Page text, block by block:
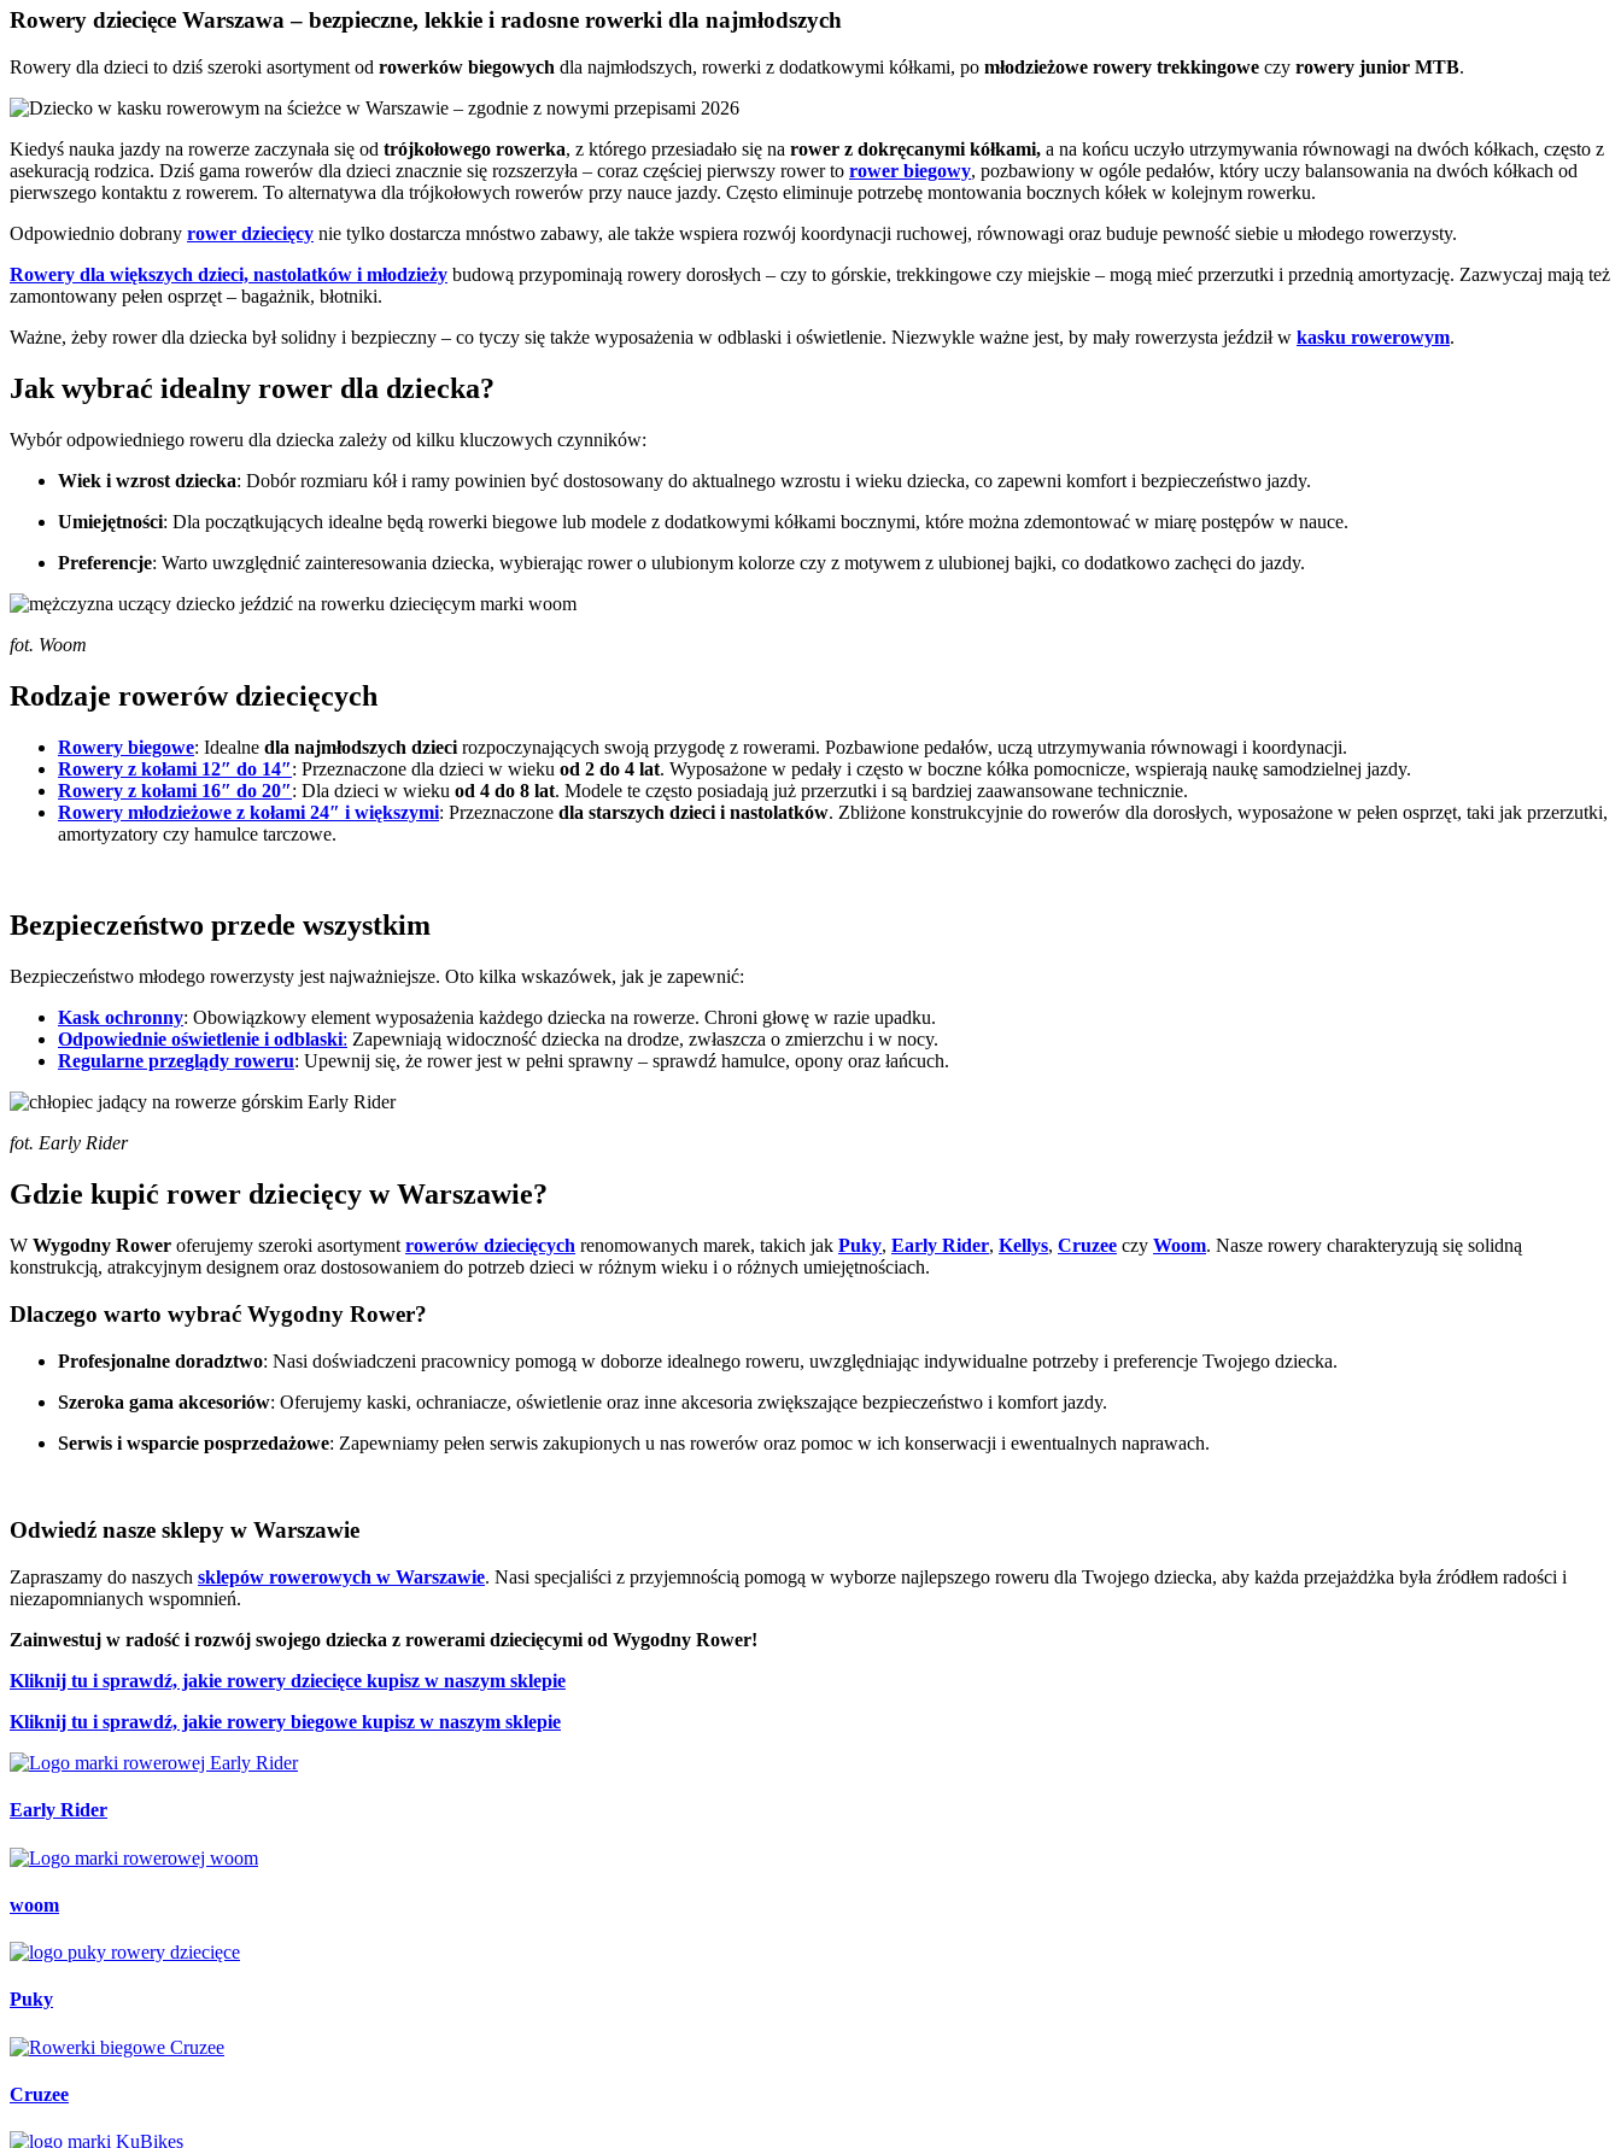
Rowery dziecięce Warszawa – bezpieczne, lekkie i radosne rowerki dla najmłodszych
Rowery dla dzieci to dziś szeroki asortyment od rowerków biegowych dla najmłodszych, rowerki z dodatkowymi kółkami, po młodzieżowe rowery trekkingowe czy rowery junior MTB.
Kiedyś nauka jazdy na rowerze zaczynała się od trójkołowego rowerka, z którego przesiadało się na rower z dokręcanymi kółkami, a na końcu uczyło utrzymywania równowagi na dwóch kółkach, często z
asekuracją rodzica. Dziś gama rowerów dla dzieci znacznie się rozszerzyła – coraz częściej pierwszy rower to rower biegowy, pozbawiony w ogóle pedałów, który uczy balansowania na dwóch kółkach od
pierwszego kontaktu z rowerem. To alternatywa dla trójkołowych rowerów przy nauce jazdy. Często eliminuje potrzebę montowania bocznych kółek w kolejnym rowerku.
Odpowiednio dobrany rower dziecięcy nie tylko dostarcza mnóstwo zabawy, ale także wspiera rozwój koordynacji ruchowej, równowagi oraz buduje pewność siebie u młodego rowerzysty.
Rowery dla większych dzieci, nastolatków i młodzieży budową przypominają rowery dorosłych – czy to górskie, trekkingowe czy miejskie – mogą mieć przerzutki i przednią amortyzację. Zazwyczaj mają też
zamontowany pełen osprzęt – bagażnik, błotniki.
Ważne, żeby rower dla dziecka był solidny i bezpieczny – co tyczy się także wyposażenia w odblaski i oświetlenie. Niezwykle ważne jest, by mały rowerzysta jeździł w kasku rowerowym.
Jak wybrać idealny rower dla dziecka?
Wybór odpowiedniego roweru dla dziecka zależy od kilku kluczowych czynników:
Wiek i wzrost dziecka: Dobór rozmiaru kół i ramy powinien być dostosowany do aktualnego wzrostu i wieku dziecka, co zapewni komfort i bezpieczeństwo jazdy.
Umiejętności: Dla początkujących idealne będą rowerki biegowe lub modele z dodatkowymi kółkami bocznymi, które można zdemontować w miarę postępów w nauce.
Preferencje: Warto uwzględnić zainteresowania dziecka, wybierając rower o ulubionym kolorze czy z motywem z ulubionej bajki, co dodatkowo zachęci do jazdy.
fot. Woom
Rodzaje rowerów dziecięcych
Rowery biegowe: Idealne dla najmłodszych dzieci rozpoczynających swoją przygodę z rowerami. Pozbawione pedałów, uczą utrzymywania równowagi i koordynacji.
Rowery z kołami 12″ do 14″: Przeznaczone dla dzieci w wieku od 2 do 4 lat. Wyposażone w pedały i często w boczne kółka pomocnicze, wspierają naukę samodzielnej jazdy.
Rowery z kołami 16″ do 20″: Dla dzieci w wieku od 4 do 8 lat. Modele te często posiadają już przerzutki i są bardziej zaawansowane technicznie.
Rowery młodzieżowe z kołami 24″ i większymi: Przeznaczone dla starszych dzieci i nastolatków. Zbliżone konstrukcyjnie do rowerów dla dorosłych, wyposażone w pełen osprzęt, taki jak przerzutki,
amortyzatory czy hamulce tarczowe.
Bezpieczeństwo przede wszystkim
Bezpieczeństwo młodego rowerzysty jest najważniejsze. Oto kilka wskazówek, jak je zapewnić:
Kask ochronny: Obowiązkowy element wyposażenia każdego dziecka na rowerze. Chroni głowę w razie upadku.
Odpowiednie oświetlenie i odblaski: Zapewniają widoczność dziecka na drodze, zwłaszcza o zmierzchu i w nocy.
Regularne przeglądy roweru: Upewnij się, że rower jest w pełni sprawny – sprawdź hamulce, opony oraz łańcuch.
fot. Early Rider
Gdzie kupić rower dziecięcy w Warszawie?
W Wygodny Rower oferujemy szeroki asortyment rowerów dziecięcych renomowanych marek, takich jak Puky, Early Rider, Kellys, Cruzee czy Woom. Nasze rowery charakteryzują się solidną
konstrukcją, atrakcyjnym designem oraz dostosowaniem do potrzeb dzieci w różnym wieku i o różnych umiejętnościach.
Dlaczego warto wybrać Wygodny Rower?
Profesjonalne doradztwo: Nasi doświadczeni pracownicy pomogą w doborze idealnego roweru, uwzględniając indywidualne potrzeby i preferencje Twojego dziecka.
Szeroka gama akcesoriów: Oferujemy kaski, ochraniacze, oświetlenie oraz inne akcesoria zwiększające bezpieczeństwo i komfort jazdy.
Serwis i wsparcie posprzedażowe: Zapewniamy pełen serwis zakupionych u nas rowerów oraz pomoc w ich konserwacji i ewentualnych naprawach.
Odwiedź nasze sklepy w Warszawie
Zapraszamy do naszych sklepów rowerowych w Warszawie. Nasi specjaliści z przyjemnością pomogą w wyborze najlepszego roweru dla Twojego dziecka, aby każda przejażdżka była źródłem radości i
niezapomnianych wspomnień.
Zainwestuj w radość i rozwój swojego dziecka z rowerami dziecięcymi od Wygodny Rower!
Kliknij tu i sprawdź, jakie rowery dziecięce kupisz w naszym sklepie
Kliknij tu i sprawdź, jakie rowery biegowe kupisz w naszym sklepie
Early Rider
woom
Puky
Cruzee